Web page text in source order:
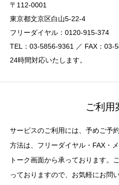
〒112-0001
東京都文京区白山5-22-4
フリーダイヤル：0120-915-374
TEL：03-5856-9361 ／ FAX：03-
24時間対応いたします。
ご利用
サービスのご利用には、予めご予
方法は、フリーダイヤル・FAX・
トーク画面から承っております。
っておりますので、お気軽にお問